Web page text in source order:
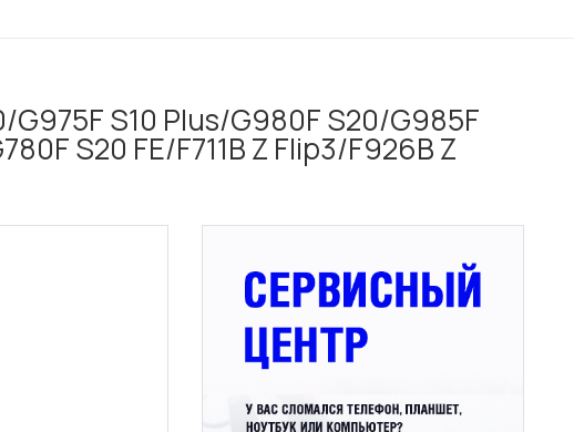
S10 Plus/G980F S20/G985F
S20 FE/F711B Z Flip3/F926B Z